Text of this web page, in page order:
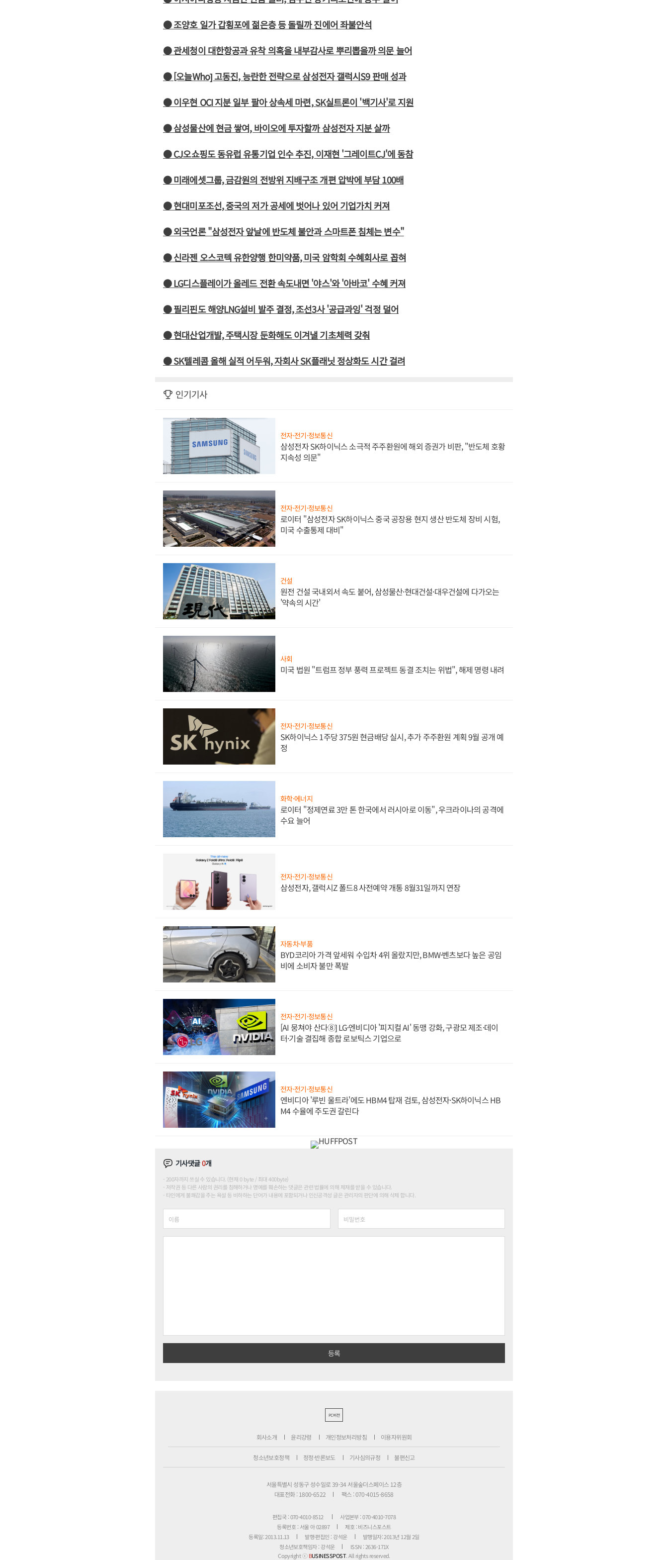
● 조양호 일가 갑횡포에 젊은층 등 돌릴까 진에어 좌불안석
● 관세청이 대한항공과 유착 의혹을 내부감사로 뿌리뽑을까 의문 늘어
● [오늘Who] 고동진, 능란한 전략으로 삼성전자 갤럭시S9 판매 성과
● 이우현 OCI 지분 일부 팔아 상속세 마련, SK실트론이 '백기사'로 지원
● 삼성물산에 현금 쌓여, 바이오에 투자할까 삼성전자 지분 살까
● CJ오쇼핑도 동유럽 유통기업 인수 추진, 이재현 '그레이트CJ'에 동참
● 미래에셋그룹, 금감원의 전방위 지배구조 개편 압박에 부담 100배
● 현대미포조선, 중국의 저가 공세에 벗어나 있어 기업가치 커져
● 외국언론 "삼성전자 앞날에 반도체 불안과 스마트폰 침체는 변수"
● 신라젠 오스코텍 유한양행 한미약품, 미국 암학회 수혜회사로 꼽혀
● LG디스플레이가 올레드 전환 속도내면 '야스'와 '아바코' 수혜 커져
● 필리핀도 해양LNG설비 발주 결정, 조선3사 '공급과잉' 걱정 덜어
● 현대산업개발, 주택시장 둔화해도 이겨낼 기초체력 갖춰
● SK텔레콤 올해 실적 어두워, 자회사 SK플래닛 정상화도 시간 걸려
인기기사
전자·전기·정보통신
삼성전자 SK하이닉스 소극적 주주환원에 해외 증권가 비판, "반도체 호황
지속성 의문"
전자·전기·정보통신
로이터 "삼성전자 SK하이닉스 중국 공장용 현지 생산 반도체 장비 시험,
미국 수출통제 대비"
건설
원전 건설 국내외서 속도 붙어, 삼성물산·현대건설·대우건설에 다가오는
'약속의 시간'
사회
미국 법원 "트럼프 정부 풍력 프로젝트 동결 조치는 위법", 해제 명령 내려
전자·전기·정보통신
SK하이닉스 1주당 375원 현금배당 실시, 추가 주주환원 계획 9월 공개 예
정
화학·에너지
로이터 "정제연료 3만 톤 한국에서 러시아로 이동", 우크라이나의 공격에
수요 늘어
전자·전기·정보통신
삼성전자, 갤럭시Z 폴드8 사전예약 개통 8월31일까지 연장
자동차·부품
BYD코리아 가격 앞세워 수입차 4위 올랐지만, BMW·벤츠보다 높은 공임
비에 소비자 불만 폭발
전자·전기·정보통신
[AI 뭉쳐야 산다⑧] LG·엔비디아 '피지컬 AI' 동맹 강화, 구광모 제조·데이
터·기술 결집해 종합 로보틱스 기업으로
전자·전기·정보통신
엔비디아 '루빈 울트라'에도 HBM4 탑재 검토, 삼성전자·SK하이닉스 HB
M4 수율에 주도권 갈린다
기사댓글0개
200자까지 쓰실 수 있습니다. (현재 0 byte / 최대 400byte)
저작권 등 다른 사람의 권리를 침해하거나 명예를 훼손하는 댓글은 관련 법률에 의해 제재를 받을 수 있습니다.
타인에게 불쾌감을 주는 욕설 등 비하하는 단어가 내용에 포함되거나 인신공격성 글은 관리자의 판단에 의해 삭제 합니다.
PC버전
회사소개 윤리강령 개인정보처리방침 이용자위원회
청소년보호정책 정정·반론보도 기사심의규정 불편신고
서울특별시 성동구 성수일로 39-34 서울숲더스페이스 12층
대표전화 : 1800-6522
팩스 : 070-4015-8658
편집국 : 070-4010-8512
사업본부 : 070-4010-7078
등록번호 : 서울 아 02897
제호 : 비즈니스포스트
등록일: 2013.11.13
발행·편집인 : 강석운
발행일자: 2013년 12월 2일
청소년보호책임자 : 강석운
ISSN : 2636-171X
Copyright ⓒBUSINESSPOST. All rights reserved.